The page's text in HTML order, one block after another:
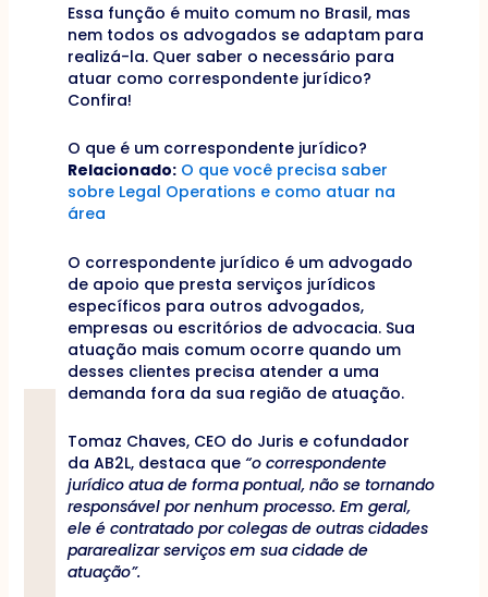
Essa função é muito comum no Brasil, mas
nem todos os advogados se adaptam para
realizá-la. Quer saber o necessário para
atuar como correspondente jurídico?
Confira!
O que é um correspondente jurídico?
Relacionado: O que você precisa saber
sobre Legal Operations e como atuar na
área
O correspondente jurídico é um advogado
de apoio que presta serviços jurídicos
específicos para outros advogados,
empresas ou escritórios de advocacia. Sua
atuação mais comum ocorre quando um
desses clientes precisa atender a uma
demanda fora da sua região de atuação.
Tomaz Chaves, CEO do Juris e cofundador
da AB2L, destaca que“o correspondente
jurídico atua de forma pontual, não se tornando
responsável por nenhum processo. Em geral,
ele é contratado por colegas de outras cidades
pararealizar serviços em sua cidade de
atuação”.